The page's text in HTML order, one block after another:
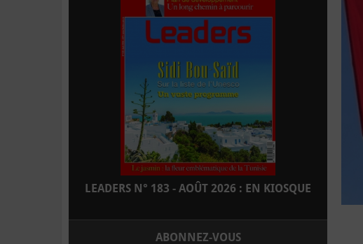
LEADERS N° 183 - AOÛT 2026 : EN KIOSQUE
ABONNEZ-VOUS